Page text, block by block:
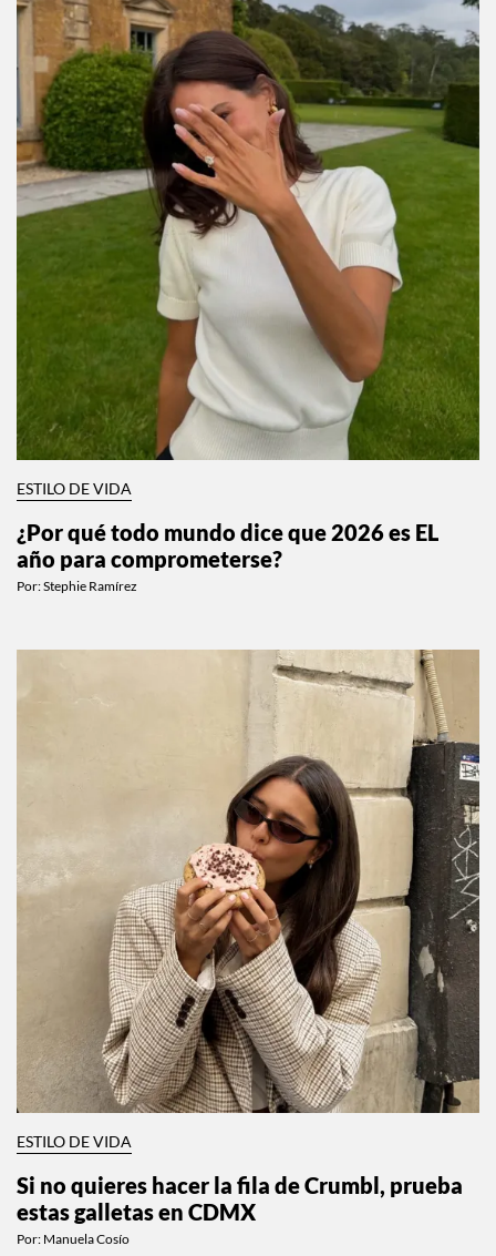
ESTILO DE VIDA
¿Por qué todo mundo dice que 2026 es EL
año para comprometerse?
Por:Stephie Ramírez
ESTILO DE VIDA
Si no quieres hacer la fila de Crumbl, prueba
estas galletas en CDMX
Por: Manuela Cosío